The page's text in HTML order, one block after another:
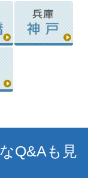
Q&Aも見